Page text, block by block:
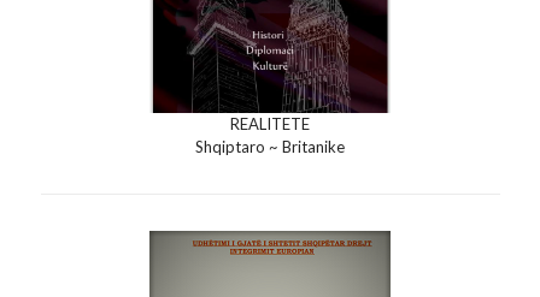
REALITETE
Shqiptaro ~ Britanike